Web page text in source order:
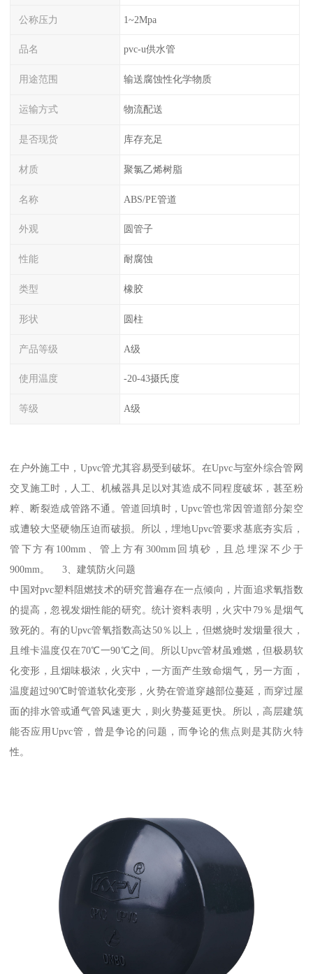
公称压力 1~2Mpa
品名 pvc-u供水管
用途范围 输送腐蚀性化学物质
运输方式 物流配送
是否现货 库存充足
材质 聚氯乙烯树脂
名称 ABS/PE管道
外观 圆管子
性能 耐腐蚀
类型 橡胶
形状 圆柱
产品等级 A级
使用温度 -20-43摄氏度
等级 A级
在户外施工中，Upvc管尤其容易受到破坏。在Upvc与室外综合管网
交叉施工时，人工、机械器具足以对其造成不同程度破坏，甚至粉
粹、断裂造成管路不通。管道回填时，Upvc管也常因管道部分架空
或遭较大坚硬物压迫而破损。所以，埋地Upvc管要求基底夯实后，
管下方有100mm、管上方有300mm回填砂，且总埋深不少于
900mm。 3、建筑防火问题
中国对pvc塑料阻燃技术的研究普遍存在一点倾向，片面追求氧指数
的提高，忽视发烟性能的研究。统计资料表明，火灾中79％是烟气
致死的。有的Upvc管氧指数高达50％以上，但燃烧时发烟量很大，
且维卡温度仅在70℃一90℃之间。所以Upvc管材虽难燃，但极易软
化变形，且烟味极浓，火灾中，一方面产生致命烟气，另一方面，
温度超过90℃时管道软化变形，火势在管道穿越部位蔓延，而穿过屋
面的排水管或通气管风速更大，则火势蔓延更快。所以，高层建筑
能否应用Upvc管，曾是争论的问题，而争论的焦点则是其防火特
性。